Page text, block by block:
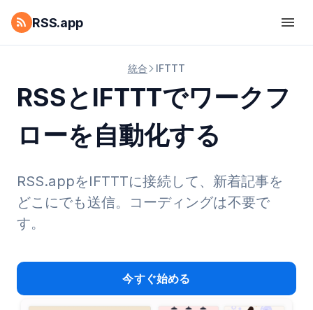
RSS.app
統合 IFTTT
RSSとIFTTTでワークフ
ローを自動化する
RSS.appをIFTTTに接続して、新着記事を
どこにでも送信。コーディングは不要で
す。
今すぐ始める